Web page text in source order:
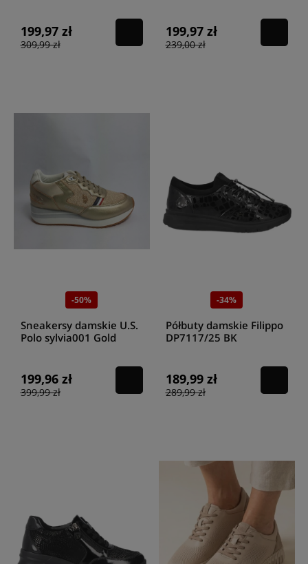
199,97 zł
309,99 zł
199,97 zł
239,00 zł
-50%
Sneakersy damskie U.S.
Polo sylvia001 Gold
199,96 zł
399,99 zł
-34%
Półbuty damskie Filippo
DP7117/25 BK
189,99 zł
289,99 zł